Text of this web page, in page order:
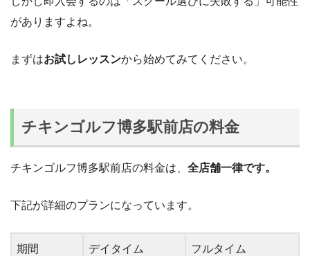
がありますよね。
まずはお試しレッスンから始めてみてください。
チキンゴルフ博多駅前店の料金
チキンゴルフ博多駅前店の料金は、 全店舗一律です。
下記が詳細のプランになっています。
期間 デイタイム フルタイム